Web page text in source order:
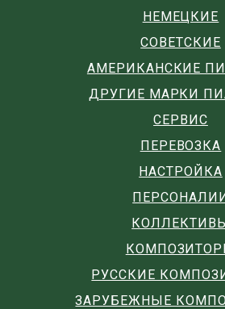
НЕМЕЦКИЕ
СОВЕТСКИЕ
АМЕРИКАНСКИЕ
ДРУГИЕ МАРКИ
СЕРВИС
ПЕРЕВОЗКА
НАСТРОЙКА
РУССКИЕ
ЗАРУБЕЖНЫЕ